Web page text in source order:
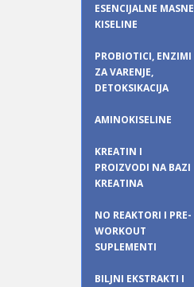
ESENCIJALNE MASNE
KISELINE
PROBIOTICI, ENZIMI
ZA VARENJE,
DETOKSIKACIJA
AMINOKISELINE
KREATIN I
PROIZVODI NA BAZI
KREATINA
NO REAKTORI I PRE-
WORKOUT
SUPLEMENTI
BILJNI EKSTRAKTI I